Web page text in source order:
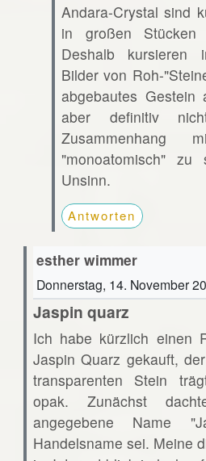
Andara-Crystal sind
in großen Stücken
Deshalb kursieren
Bilder von Roh-
abgebautes
aber definitiv
Zusammenhang
"monoatomisch"
Unsinn.
Antworten
esther wimmer
Donnerstag, 14. November
Jaspin quarz
Ich habe kürzlich einen
Jaspin Quarz gekauft,
transparenten Stein
opak. Zunächst
angegebene Name
Handelsname sei. Meine